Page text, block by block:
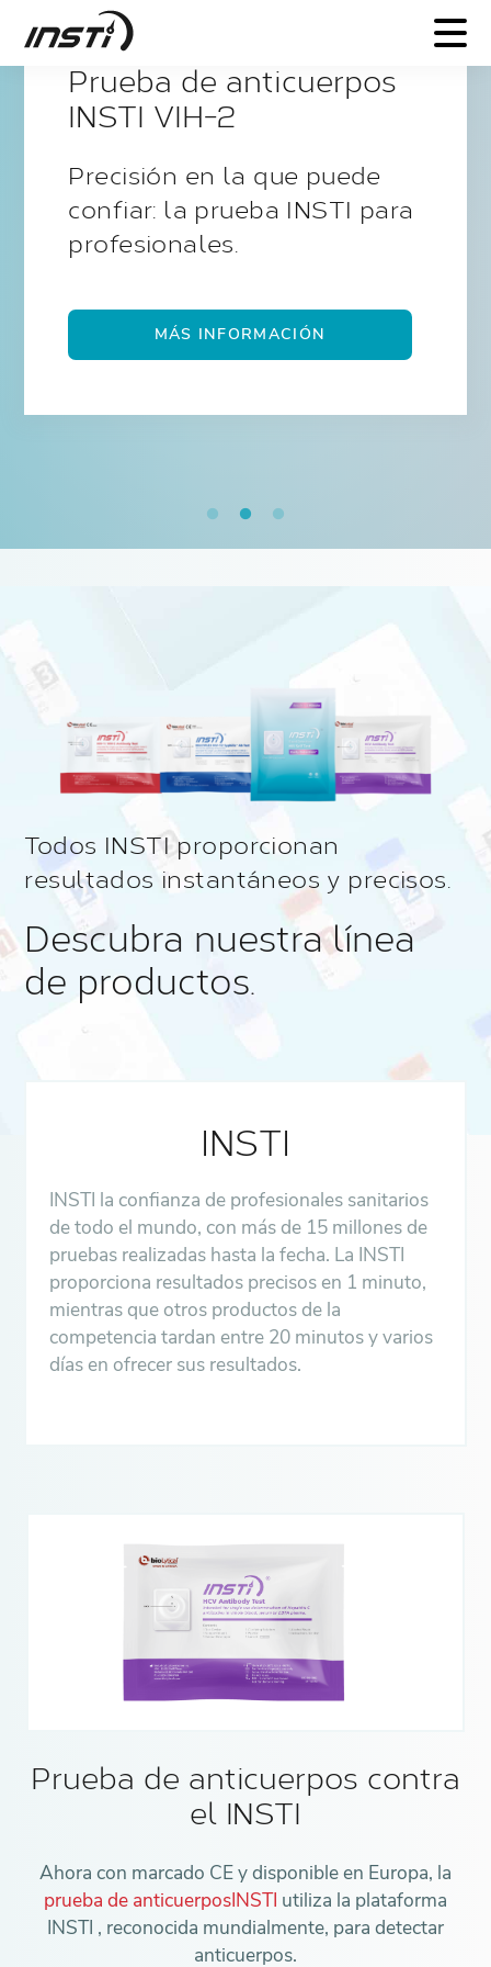
Prueba de anticuerpos
contra el INSTI
Optimice el diagnóstico del
VHC con la prueba rápida
INSTI .
MÁS INFORMACIÓN
Todos INSTI proporcionan
resultados instantáneos y precisos.
Descubra nuestra línea
de productos.
INSTI
INSTI la confianza de profesionales sanitarios
de todo el mundo, con más de 15 millones de
pruebas realizadas hasta la fecha. La INSTI
proporciona resultados precisos en 1 minuto,
mientras que otros productos de la
competencia tardan entre 20 minutos y varios
días en ofrecer sus resultados.
Prueba de anticuerpos contra
el INSTI
Ahora con marcado CE y disponible en Europa, la
prueba de anticuerposINSTI utiliza la plataforma
INSTI , reconocida mundialmente, para detectar
anticuerpos.